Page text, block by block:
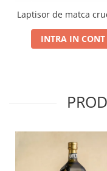
Laptisor de matca
INTRA IN CONT